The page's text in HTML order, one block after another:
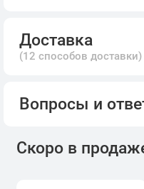
Доставка
(12 способов доставки)
Вопросы и
Скоро в